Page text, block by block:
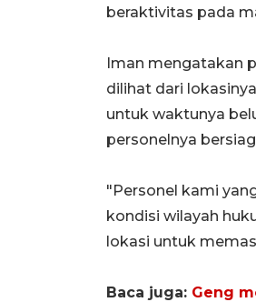
beraktivitas pada
Iman mengatakan
dilihat dari
untuk waktunya
personelnya
"Personel kami
kondisi wilayah
lokasi untuk
Baca juga: Geng